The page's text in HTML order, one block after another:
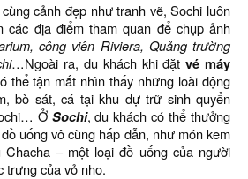
cảnh đẹp như tranh vẽ, Sochi luôn
các địa điểm tham quan để chụp ảnh
công viên Riviera, Quảng trường
…Ngoài ra, du khách khi đặtvé máy
thể tận mắt nhìn thấy những loài động
bò sát, cá tại khu dự trữ sinh quyển
Ở Sochi, du khách có thể thưởng
uống vô cùng hấp dẫn, như món kem
– một loại đồ uống của người
trưng của vỏ nho.